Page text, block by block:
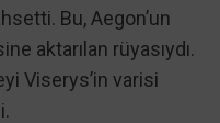
Bu, Aegon’un
aktarılan rüyasıydı.
Viserys’in varisi